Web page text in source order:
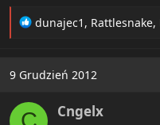
R
t
o
dunajec1 , Rattlesnake,
9 Grudzień 2012
Cngelx